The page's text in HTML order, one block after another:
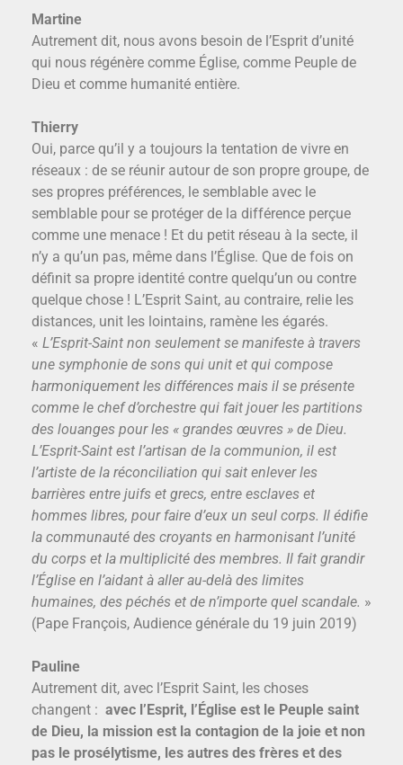
Martine
Autrement dit, nous avons besoin de l’Esprit d’unité
qui nous régénère comme Église, comme Peuple de
Dieu et comme humanité entière.
Thierry
Oui, parce qu’il y a toujours la tentation de vivre en
réseaux : de se réunir autour de son propre groupe, de
ses propres préférences, le semblable avec le
semblable pour se protéger de la différence perçue
comme une menace ! Et du petit réseau à la secte, il
n’y a qu’un pas, même dans l’Église. Que de fois on
définit sa propre identité contre quelqu’un ou contre
quelque chose ! L’Esprit Saint, au contraire, relie les
distances, unit les lointains, ramène les égarés.
« L’Esprit-Saint non seulement se manifeste à travers
une symphonie de sons qui unit et qui compose
harmoniquement les différences mais il se présente
comme le chef d’orchestre qui fait jouer les partitions
des louanges pour les « grandes œuvres » de Dieu.
L’Esprit-Saint est l’artisan de la communion, il est
l’artiste de la réconciliation qui sait enlever les
barrières entre juifs et grecs, entre esclaves et
hommes libres, pour faire d’eux un seul corps. Il édifie
la communauté des croyants en harmonisant l’unité
du corps et la multiplicité des membres. Il fait grandir
l’Église en l’aidant à aller au-delà des limites
humaines, des péchés et de n’importe quel scandale. »
(Pape François, Audience générale du 19 juin 2019)
Pauline
Autrement dit, avec l’Esprit Saint, les choses
changent : avec l’Esprit, l’Église est le Peuple saint
de Dieu, la mission est la contagion de la joie et non
pas le prosélytisme, les autres des frères et des